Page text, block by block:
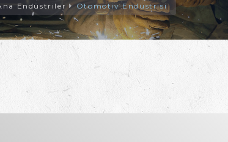
Endüstriler Otomotiv Endüstrisi